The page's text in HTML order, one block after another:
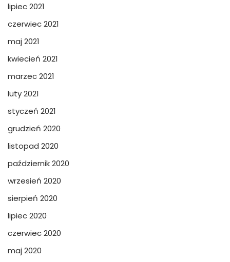
lipiec 2021
czerwiec 2021
maj 2021
kwiecień 2021
marzec 2021
luty 2021
styczeń 2021
grudzień 2020
listopad 2020
październik 2020
wrzesień 2020
sierpień 2020
lipiec 2020
czerwiec 2020
maj 2020